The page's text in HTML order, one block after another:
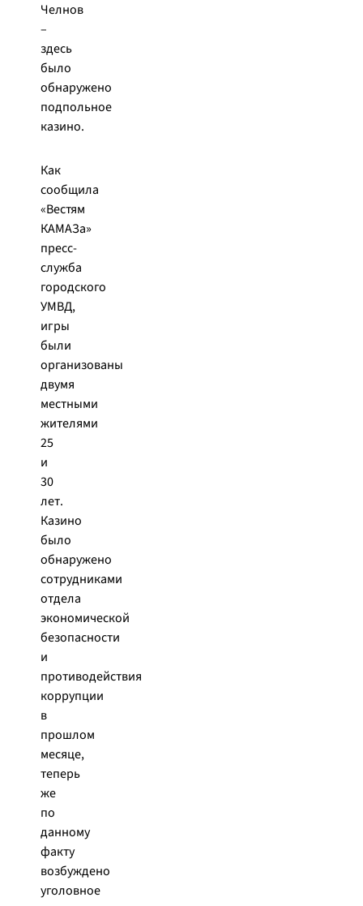
Челнов
–
здесь
было
обнаружено
подпольное
казино.
Как
сообщила
«Вестям
КАМАЗа»
пресс-
служба
городского
УМВД,
игры
были
организованы
двумя
местными
жителями
25
и
30
лет.
Казино
было
обнаружено
сотрудниками
отдела
экономической
безопасности
и
противодействия
коррупции
в
прошлом
месяце,
теперь
же
по
данному
факту
возбуждено
уголовное